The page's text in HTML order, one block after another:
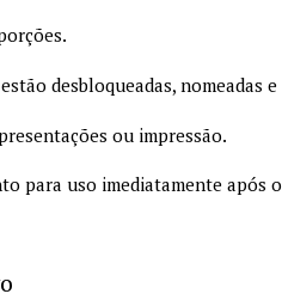
desbloqueadas, nomeadas e
ou impressão.
para uso imediatamente após o